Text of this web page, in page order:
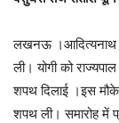
लखनऊ ।आदित्यनाथ
ली। योगी को
शपथ दिलाई ।इस
शपथ ली। समारोह में